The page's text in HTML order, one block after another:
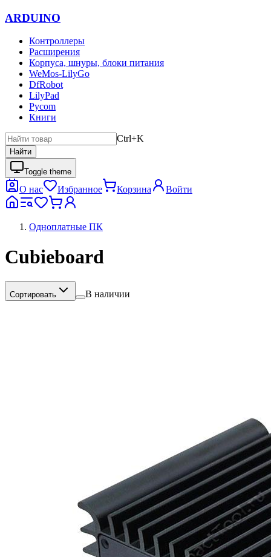
ARDUINO
Контроллеры
Расширения
Корпуса, шнуры, блоки питания
WeMos-LilyGo
DfRobot
LilyPad
Pycom
Книги
Ctrl+K
Найти
Toggle theme
О нас Избранное Корзина Войти
Одноплатные ПК
Cubieboard
Сортировать В наличии